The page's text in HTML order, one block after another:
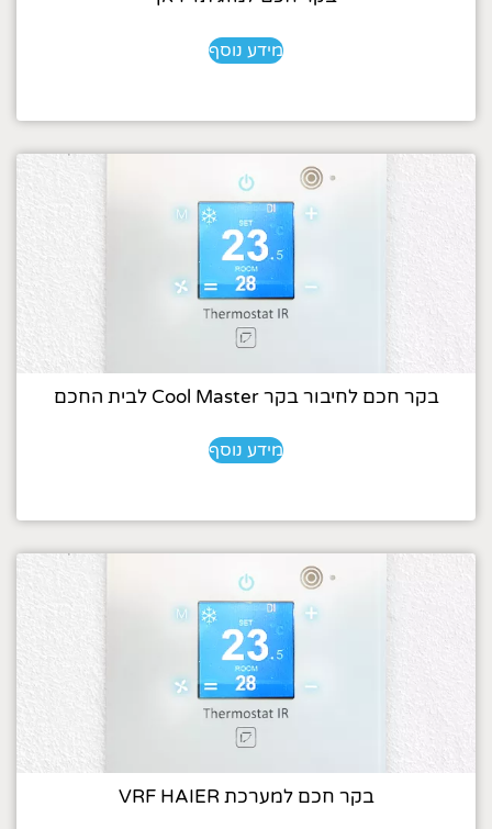
מידע נוסף
בקר חכם לחיבור בקר Cool Master לבית החכם
מידע נוסף
בקר חכם למערכת VRF HAIER